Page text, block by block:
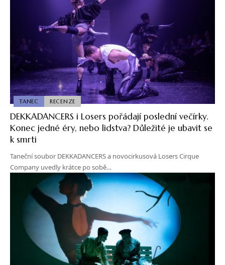
TANEC RECENZE
DEKKADANCERS i Losers pořádají poslední večírky.
Konec jedné éry, nebo lidstva? Důležité je ubavit se
k smrti
Taneční soubor DEKKADANCERS a novocirkusová Losers Cirque
Company uvedly krátce po sobě…